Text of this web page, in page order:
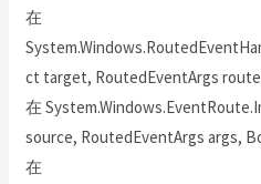
在
ct target, RoutedEventArgs
在
source, RoutedEventArgs args,
在